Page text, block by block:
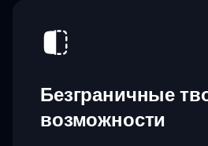
Безграничные
возможности